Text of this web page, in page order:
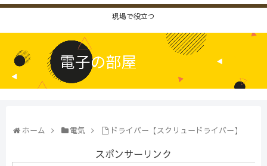
現場で役立つ
ホーム 電気 ドライバー【スクリュードライバー】
スポンサーリンク